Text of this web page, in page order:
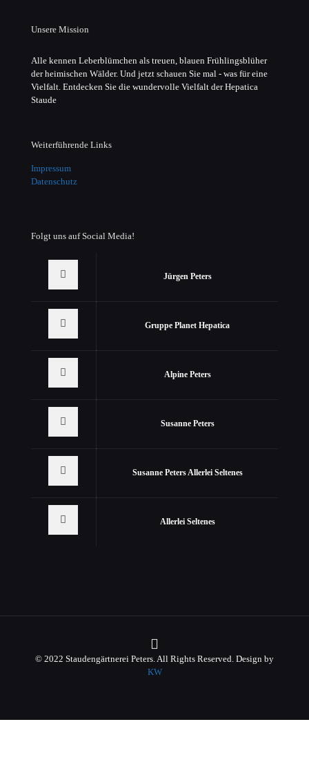
Unsere Mission
Alle kennen Leberblümchen als treuen, blauen Frühlingsblüher
der heimischen Wälder. Und jetzt schauen Sie mal - was für eine
Vielfalt. Entdecken Sie die wundervolle Vielfalt der Hepatica
Staude
Weiterführende Links
Impressum
Datenschutz
Folgt uns auf Social Media!
Jürgen Peters
Gruppe Planet Hepatica
Alpine Peters
Susanne Peters
Susanne Peters Allerlei Seltenes
Allerlei Seltenes
© 2022 Staudengärtnerei Peters. All Rights Reserved. Design by
KW